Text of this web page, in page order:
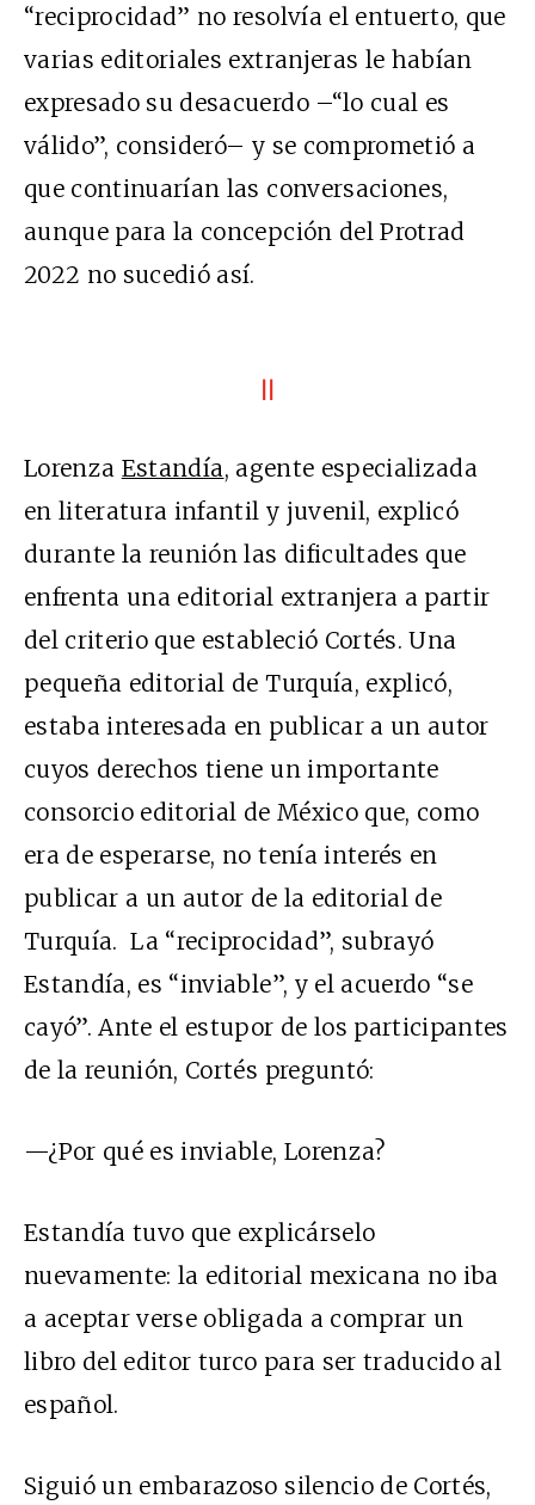
“reciprocidad” no resolvía el entuerto, que
varias editoriales extranjeras le habían
expresado su desacuerdo –“lo cual es
válido”, consideró– y se comprometió a
que continuarían las conversaciones,
aunque para la concepción del Protrad
2022 no sucedió así.
II
Lorenza Estandía, agente especializada
en literatura infantil y juvenil, explicó
durante la reunión las dificultades que
enfrenta una editorial extranjera a partir
del criterio que estableció Cortés. Una
pequeña editorial de Turquía, explicó,
estaba interesada en publicar a un autor
cuyos derechos tiene un importante
consorcio editorial de México que, como
era de esperarse, no tenía interés en
publicar a un autor de la editorial de
Turquía. La “reciprocidad”, subrayó
Estandía, es “inviable”, y el acuerdo “se
cayó”. Ante el estupor de los participantes
de la reunión, Cortés preguntó:
—¿Por qué es inviable, Lorenza?
Estandía tuvo que explicárselo
nuevamente: la editorial mexicana no iba
a aceptar verse obligada a comprar un
libro del editor turco para ser traducido al
español.
Siguió un embarazoso silencio de Cortés,